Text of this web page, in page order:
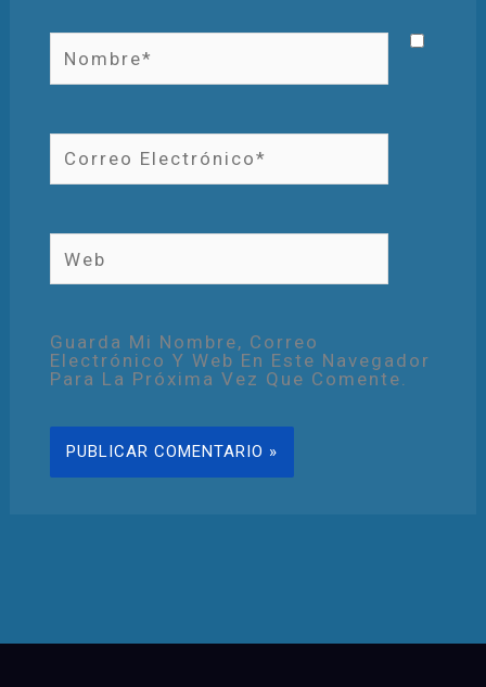
Nombre*
Correo
Electrónico*
Web
Guarda Mi Nombre, Correo
Electrónico Y Web En Este Navegador
Para La Próxima Vez Que Comente.